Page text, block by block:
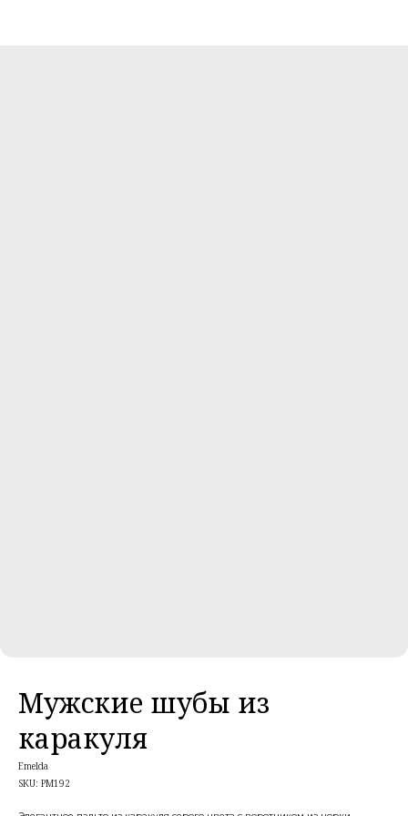
Мужские шубы из
каракуля
Emelda
SKU: PM192